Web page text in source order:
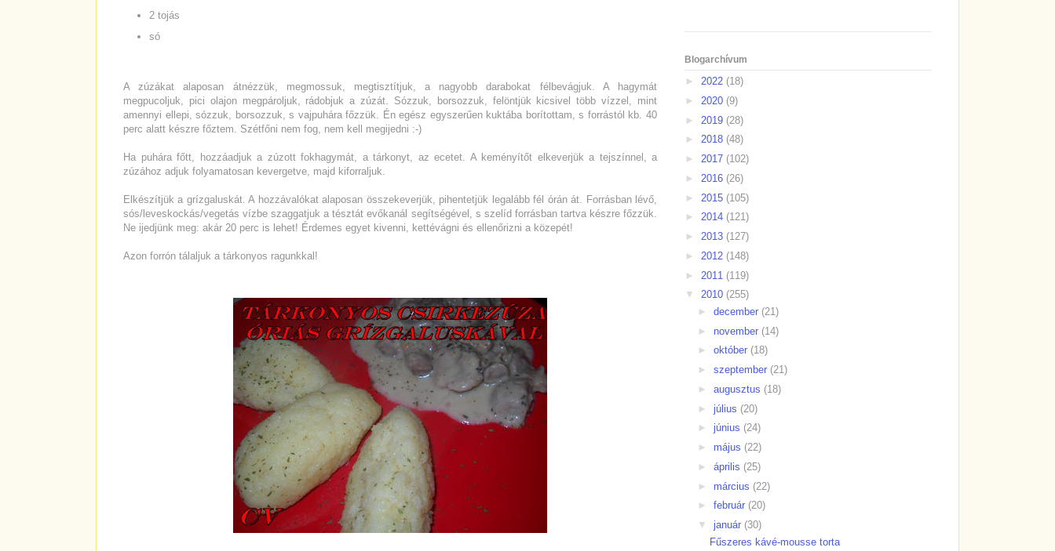
2 tojás
só
A zúzákat alaposan átnézzük, megmossuk, megtisztítjuk, a nagyobb darabokat félbevágjuk. A hagymát
megpucoljuk, pici olajon megpároljuk, rádobjuk a zúzát. Sózzuk, borsozzuk, felöntjük kicsivel több vízzel, mint
amennyi ellepi, sózzuk, borsozzuk, s vajpuhára főzzük. Én egész egyszerűen kuktába borítottam, s forrástól kb. 40
perc alatt készre főztem. Szétfőni nem fog, nem kell megijedni :-)
Ha puhára főtt, hozzáadjuk a zúzott fokhagymát, a tárkonyt, az ecetet. A keményítőt elkeverjük a tejszínnel, a
zúzához adjuk folyamatosan kevergetve, majd kiforraljuk.
Elkészítjük a grízgaluskát. A hozzávalókat alaposan összekeverjük, pihentetjük legalább fél órán át. Forrásban lévő,
sós/leveskockás/vegetás vízbe szaggatjuk a tésztát evőkanál segítségével, s szelíd forrásban tartva készre főzzük.
Ne ijedjünk meg: akár 20 perc is lehet! Érdemes egyet kivenni, kettévágni és ellenőrizni a közepét!
Azon forrón tálaljuk a tárkonyos ragunkkal!
Blogarchívum
► 2022 (18)
► 2020 (9)
► 2019 (28)
► 2018 (48)
► 2017 (102)
► 2016 (26)
► 2015 (105)
► 2014 (121)
► 2013 (127)
► 2012 (148)
► 2011 (119)
▼ 2010 (255)
► december (21)
► november (14)
► október (18)
► szeptember (21)
► augusztus (18)
► július (20)
► június (24)
► május (22)
► április (25)
► március (22)
► február (20)
▼ január (30)
Fűszeres kávé-mousse torta